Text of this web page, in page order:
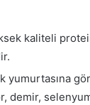
kaliteli
yumurtasına
demir,